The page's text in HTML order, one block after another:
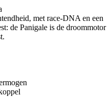
met race-DNA en een
de Panigale is de droommotor